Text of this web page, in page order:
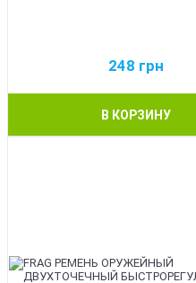
248 грн
В КОРЗИНУ